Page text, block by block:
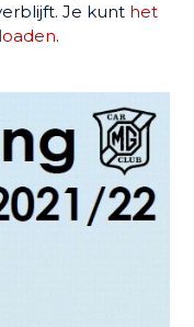
Je kunt het
.